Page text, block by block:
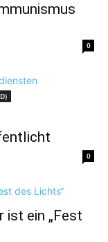
0
0
ist ein „Fest